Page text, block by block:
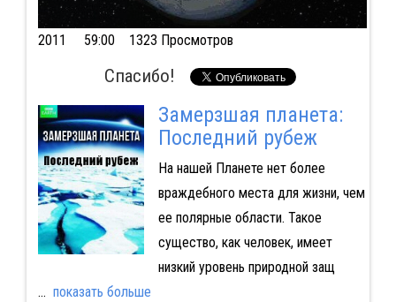
2011 59:00 1323 Просмотров
Спасибо!
Замерзшая планета:
Последний рубеж
На нашей Планете нет более
враждебного места для жизни, чем
ее полярные области. Такое
существо, как человек, имеет
низкий уровень природной защ
... показать больше